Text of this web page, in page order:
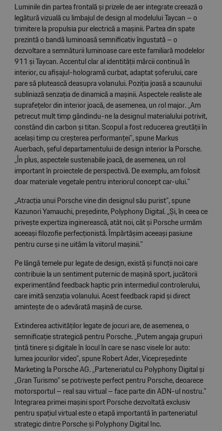
Luminile din partea frontală și prizele de aer integrate creează o
legătură vizuală cu limbajul de design al modelului Taycan – o
trimitere la propulsia pur electrică a mașinii. Partea din spate
prezintă o bandă luminoasă semnificativ îngustată – o
dezvoltare a semnăturii luminoase care este familiară modelelor
911 și Taycan. Accentul clar al identității mărcii continuă în
interior, cu afișajul-hologramă curbat, adaptat șoferului, care
pare să plutească deasupra volanului. Poziția joasă a scaunului
subliniază senzația de dinamică a mașinii. Aspectele realiste ale
suprafețelor din interior joacă, de asemenea, un rol major. „Am
petrecut mult timp gândindu-ne la designul materialului potrivit,
constând din carbon și titan. Scopul a fost reducerea greutății în
același timp cu creșterea performanței”, spune Markus
Auerbach, șeful departamentului de design interior la Porsche.
„În plus, aspectele sustenabile joacă, de asemenea, un rol
important în proiectele de perspectivă. De exemplu, am folosit
doar materiale vegetale pentru interiorul concept car-ului.”
„Atracția unui Porsche vine din designul său purist”, spune
Kazunori Yamauchi, președinte, Polyphony Digital. „Și, în ceea ce
privește expertiza inginerească, atât noi, cât și Porsche urmăm
aceeași filozofie perfecționistă. Împărtășim aceeași pasiune
pentru curse și ne uităm la viitorul mașinii.”
Pe lângă temele pur legate de design, există și funcții noi care
contribuie la un sentiment puternic de mașină sport, jucătorii
experimentând feedback haptic prin intermediul controlerului,
care imită senzația volanului. Acest feedback rapid și direct
amintește de o adevărată mașină de curse.
Extinderea activităților legate de jocuri are, de asemenea, o
semnificație strategică pentru Porsche. „Putem angaja grupuri
țintă tinere și digitale în locul în care se nasc visele lor auto:
lumea jocurilor video”, spune Robert Ader, Vicepreședinte
Marketing la Porsche AG. „Parteneriatul cu Polyphony Digital și
„Gran Turismo” se potrivește perfect pentru Porsche, deoarece
motorsportul – real sau virtual – face parte din ADN-ul nostru.”
Integrarea primei mașini sport Porsche dezvoltată exclusiv
pentru spațiul virtual este o etapă importantă în parteneriatul
strategic dintre Porsche și Polyphony Digital Inc.